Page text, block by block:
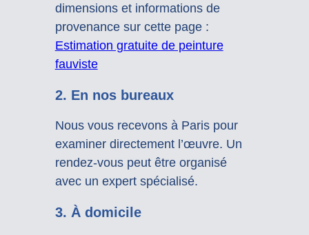
dimensions et informations de
provenance sur cette page :
Estimation gratuite de peinture
fauviste
2. En nos bureaux
Nous vous recevons à Paris pour
examiner directement l’œuvre. Un
rendez-vous peut être organisé
avec un expert spécialisé.
3. À domicile